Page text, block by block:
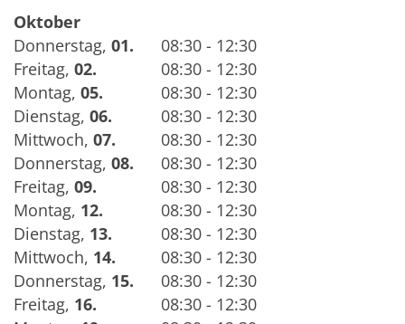
Oktober
Donnerstag, 01.
08:30 - 12:30
Freitag, 02.
08:30 - 12:30
Montag, 05.
08:30 - 12:30
Dienstag, 06.
08:30 - 12:30
Mittwoch, 07.
08:30 - 12:30
Donnerstag, 08.
08:30 - 12:30
Freitag, 09.
08:30 - 12:30
Montag, 12.
08:30 - 12:30
Dienstag, 13.
08:30 - 12:30
Mittwoch, 14.
08:30 - 12:30
Donnerstag, 15.
08:30 - 12:30
Freitag, 16.
08:30 - 12:30